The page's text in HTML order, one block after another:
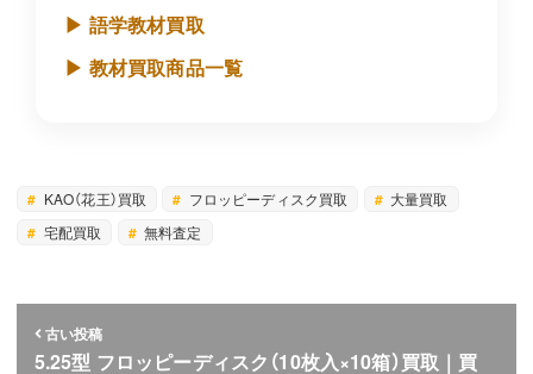
▶ 語学教材買取
▶ 教材買取商品一覧
KAO（花王）買取 フロッピーディスク買取
大量買取
宅配買取
無料査定
古い投稿
5.25型 フロッピーディスク（10枚入×10箱）買取｜買